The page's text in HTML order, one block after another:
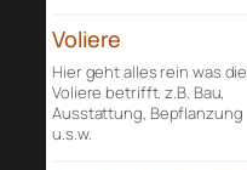
Voliere
Hier geht alles rein was die
Voliere betrifft. z.B. Bau,
Ausstattung, Bepflanzung
u.s.w.